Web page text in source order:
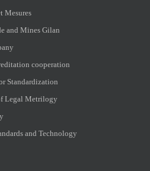
Mesures
and Mines Gilan
cooperation
Standardization
Legal Metrilogy
and Technology